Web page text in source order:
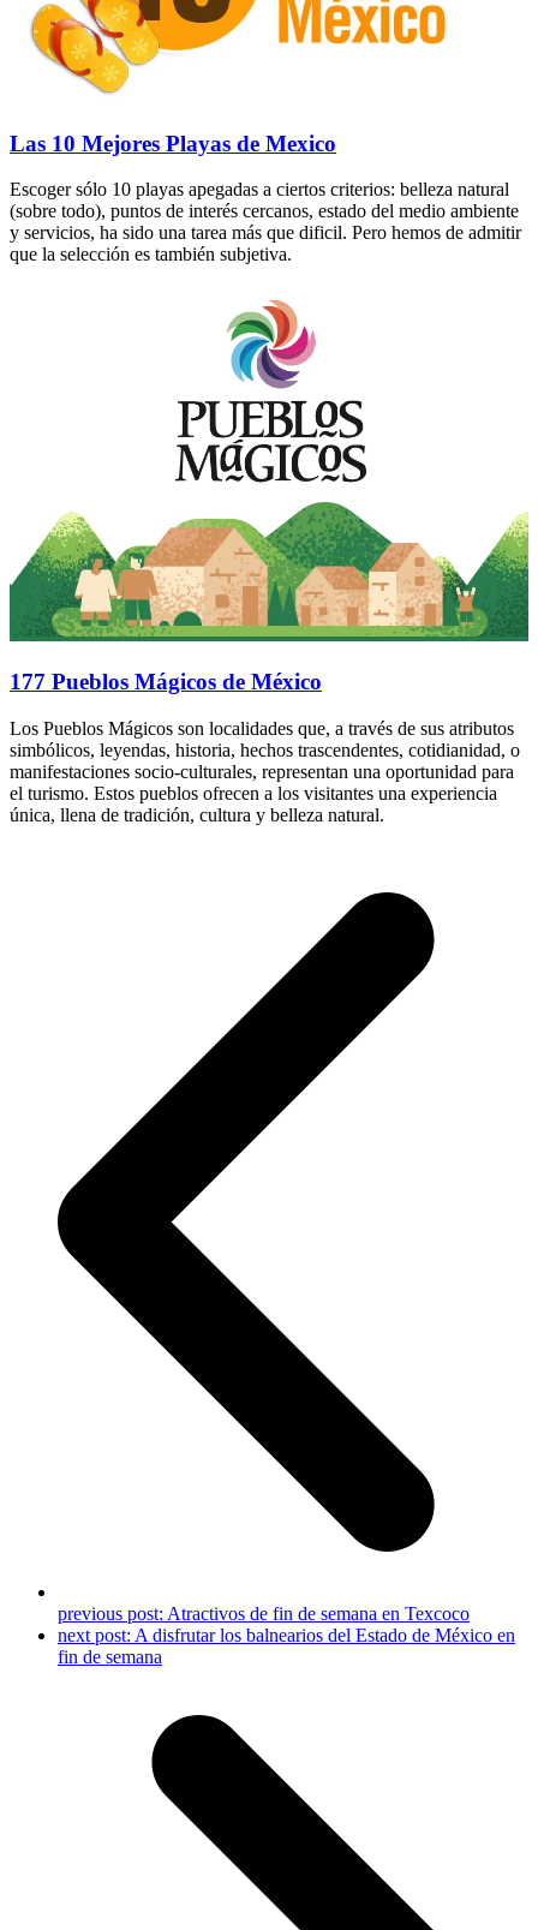
Las 10 Mejores Playas de Mexico
Escoger sólo 10 playas apegadas a ciertos criterios: belleza natural
(sobre todo), puntos de interés cercanos, estado del medio ambiente
y servicios, ha sido una tarea más que dificil. Pero hemos de admitir
que la selección es también subjetiva.
177 Pueblos Mágicos de México
Los Pueblos Mágicos son localidades que, a través de sus atributos
simbólicos, leyendas, historia, hechos trascendentes, cotidianidad, o
manifestaciones socio-culturales, representan una oportunidad para
el turismo. Estos pueblos ofrecen a los visitantes una experiencia
única, llena de tradición, cultura y belleza natural.
previous post: Atractivos de fin de semana en Texcoco
next post: A disfrutar los balnearios del Estado de México en
fin de semana